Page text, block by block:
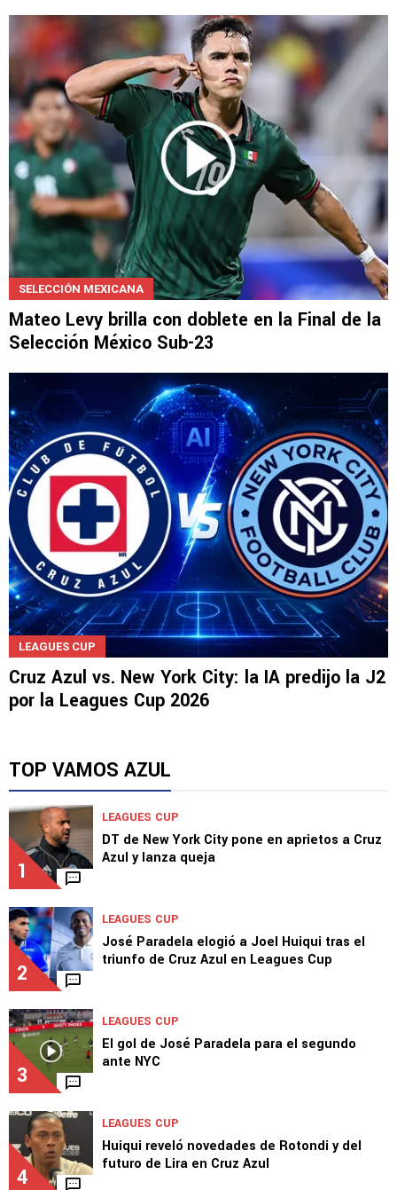
SELECCIÓN MEXICANA
Mateo Levy brilla con doblete en la Final de la
Selección México Sub-23
LEAGUES CUP
Cruz Azul vs. New York City: la IA predijo la J2
por la Leagues Cup 2026
TOP VAMOS AZUL
1
LEAGUES CUP
DT de New York City pone en aprietos a Cruz
Azul y lanza queja
2
LEAGUES CUP
José Paradela elogió a Joel Huiqui tras el
triunfo de Cruz Azul en Leagues Cup
3
LEAGUES CUP
El gol de José Paradela para el segundo
ante NYC
4
LEAGUES CUP
Huiqui reveló novedades de Rotondi y del
futuro de Lira en Cruz Azul